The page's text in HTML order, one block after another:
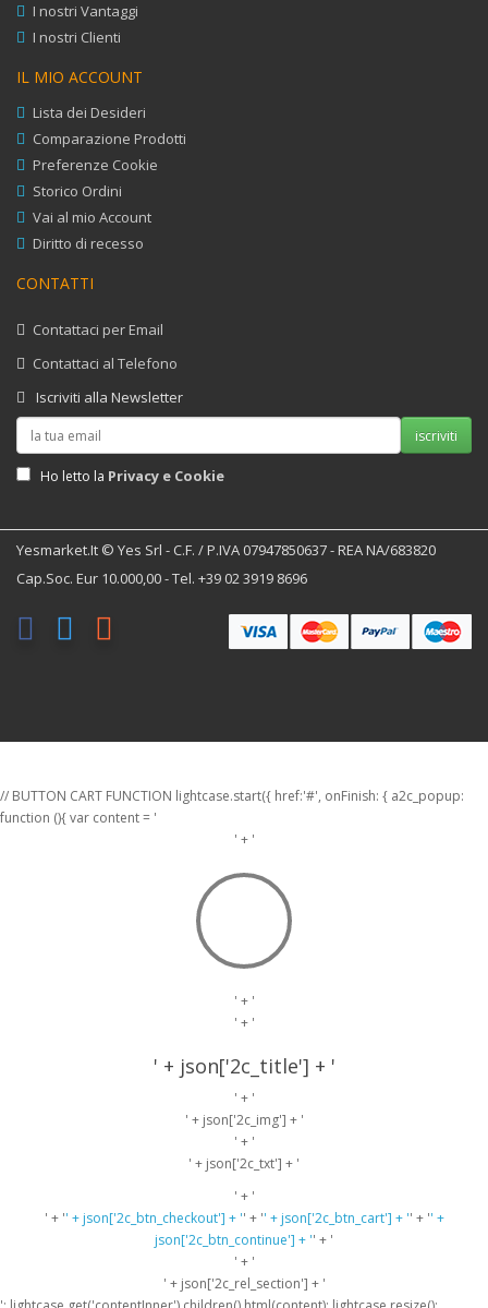
I nostri Vantaggi
I nostri Clienti
IL MIO ACCOUNT
Lista dei Desideri
Comparazione Prodotti
Preferenze Cookie
Storico Ordini
Vai al mio Account
Diritto di recesso
CONTATTI
Contattaci per Email
Contattaci al Telefono
Iscriviti alla Newsletter
iscriviti
Ho letto la Privacy e Cookie
Yesmarket.it © Yes Srl - C.F. / P.IVA 07947850637 - REA NA/683820
Cap.Soc. Eur 10.000,00 - Tel. +39 02 3919 8696
// BUTTON CART FUNCTION lightcase.start({ href:'#', onFinish: { a2c_popup:
function (){ var content = '
' + '
' + '
' + '
' + json['2c_title'] + '
' + '
' + json['2c_img'] + '
' + '
' + json['2c_txt'] + '
' + '
' + '' + json['2c_btn_checkout'] + '' + '' + json['2c_btn_cart'] + '' + '' +
json['2c_btn_continue'] + '' + '
' + '
' + json['2c_rel_section'] + '